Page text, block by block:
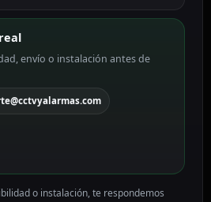
envío o instalación antes de
o instalación, te respondemos